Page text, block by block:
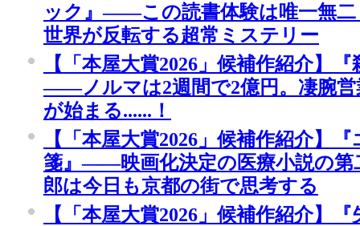
ック』――この読書体験は唯一無二
世界が反転する超常ミステリー
【「本屋大賞2026」候補作紹介】
――ノルマは2週間で2億円。凄腕営
が始まる......！
【「本屋大賞2026」候補作紹介】
箋』――映画化決定の医療小説の第
郎は今日も京都の街で思考する
【「本屋大賞2026」候補作紹介】